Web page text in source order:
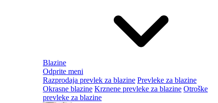
Blazine
Odprite meni
Razprodaja prevlek za blazine Prevleke za blazine
Okrasne blazine Krznene prevleke za blazine Otroške
prevleke za blazine